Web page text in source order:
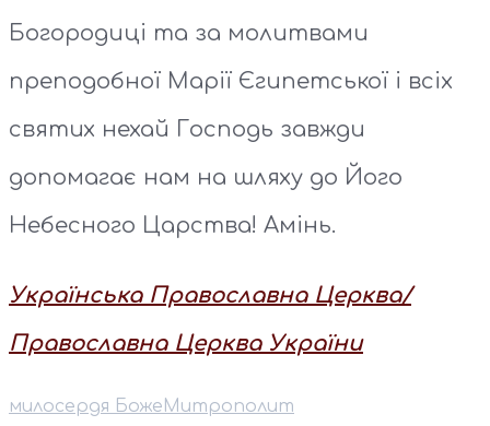
Богородиці та за молитвами
преподобної Марії Єгипетської і всіх
святих нехай Господь завжди
допомагає нам на шляху до Його
Небесного Царства! Амінь.
Українська Православна Церква/
Православна Церква України
милосердя Боже ⁠Митрополит